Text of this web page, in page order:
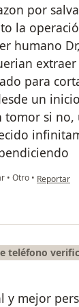
por
la
humano
para
un
tomor si no,
• Otro • en opinión
Reportar
teléfono
y mejor